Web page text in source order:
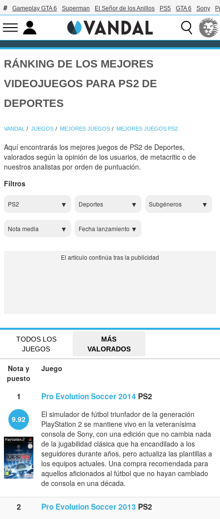
Gameplay GTA 6 Superman El Señor de los Anillos PS5 GTA 6 Sony
RÁNKING DE LOS MEJORES
VIDEOJUEGOS PARA PS2 DE
DEPORTES
VANDAL JUEGOS MEJORES JUEGOS MEJORES JUEGOS PS2
Aquí encontrarás los mejores juegos de PS2 de Deportes,
valorados según la opinión de los usuarios, de metacritic o de
nuestros analistas por orden de puntuación.
Filtros
PS2 Deportes Subgéneros
Nota media Fecha lanzamiento
TODOS LOS
JUEGOS
MÁS
VALORADOS
Nota y
puesto
Juego
1 Pro Evolution Soccer 2014 PS2
9.92
El simulador de fútbol triunfador de la generación
PlayStation 2 se mantiene vivo en la veteranísima
consola de Sony, con una edición que no cambia nada
de la jugabilidad clásica que ha encandilado a los
seguidores durante años, pero actualiza las plantillas a
los equipos actuales. Una compra recomendada para
aquellos aficionados al fútbol que no hayan cambiado
de consola en una década.
2 Pro Evolution Soccer 2013 PS2